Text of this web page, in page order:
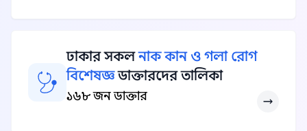
ঢাকার সকলনাক কান ও গলা রোগ
বিশেষজ্ঞডাক্তারদের তালিকা
১৬৮ জন ডাক্তার